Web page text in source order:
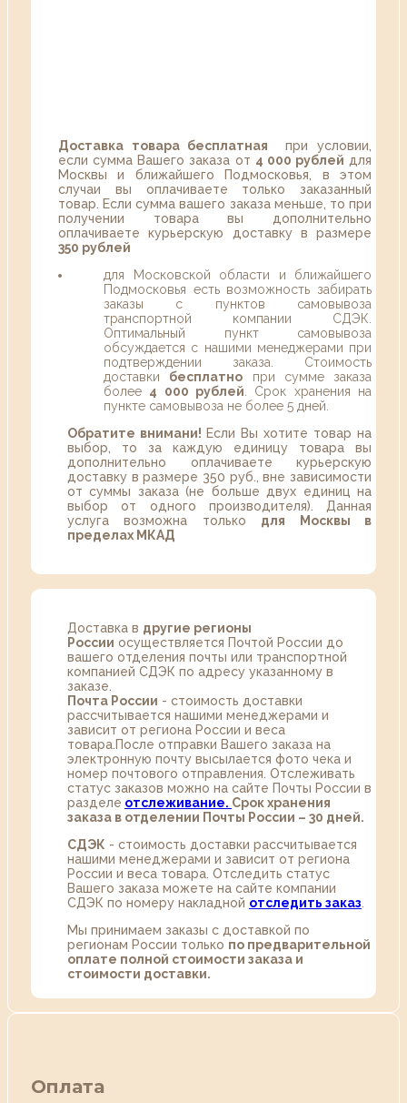
Доставка товара бесплатная при условии,
если сумма Вашего заказа от 4 000 рублей для
Москвы и ближайшего Подмосковья, в этом
случаи вы оплачиваете только заказанный
товар. Если сумма вашего заказа меньше, то при
получении товара вы дополнительно
оплачиваете курьерскую доставку в размере
350 рублей
для Московской области и ближайшего
Подмосковья есть возможность забирать
заказы с пунктов самовывоза
транспортной компании СДЭК.
Оптимальный пункт самовывоза
обсуждается с нашими менеджерами при
подтверждении заказа. Стоимость
доставки бесплатно при сумме заказа
более 4 000 рублей . Срок хранения на
пункте самовывоза не более 5 дней.
Обратите внимани! Если Вы хотите товар на
выбор, то за каждую единицу товара вы
дополнительно оплачиваете курьерскую
доставку в размере 350 руб., вне зависимости
от суммы заказа (не больше двух единиц на
выбор от одного производителя). Данная
услуга возможна только для Москвы в
пределах МКАД
Доставка в другие регионы
России осуществляется Почтой России до
вашего отделения почты или транспортной
компанией СДЭК по адресу указанному в
заказе.
Почта России - стоимость доставки
рассчитывается нашими менеджерами и
зависит от региона России и веса
товара.После отправки Вашего заказа на
электронную почту высылается фото чека и
номер почтового отправления. Отслеживать
статус заказов можно на сайте Почты России в
разделе oтслеживание. Срок хранения
заказа в отделении Почты России – 30 дней.
СДЭК - стоимость доставки рассчитывается
нашими менеджерами и зависит от региона
России и веса товара. Отследить статус
Вашего заказа можете на сайте компании
СДЭК по номеру накладной отследить заказ
Мы принимаем заказы с доставкой по
регионам России только по предварительной
оплате полной стоимости заказа и
стоимости доставки.
Оплата